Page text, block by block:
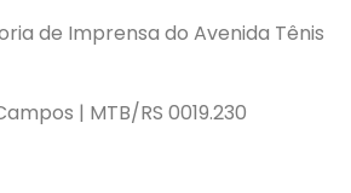
de Imprensa do Avenida Tênis
| MTB/RS 0019.230